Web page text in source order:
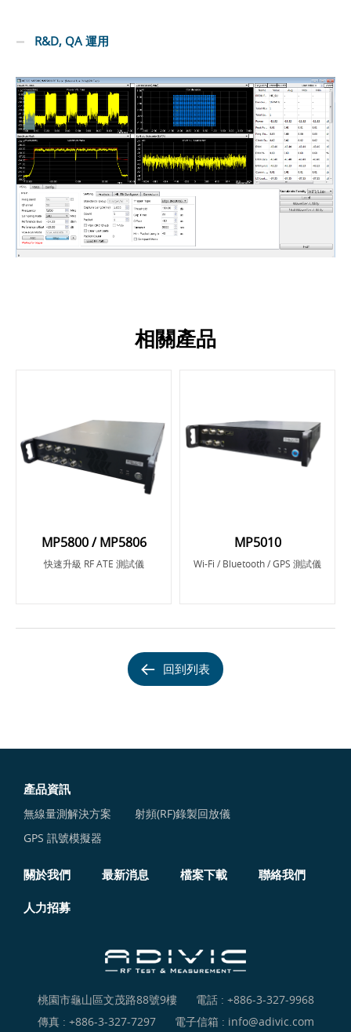
R&D, QA 運用
相關產品
MP5800 / MP5806
快速升級 RF ATE 測試儀
MP5010
Wi-Fi / Bluetooth / GPS 測試儀
回到列表
產品資訊
無線量測解決方案
射頻(RF)錄製回放儀
GPS 訊號模擬器
關於我們 最新消息 檔案下載 聯絡我們
人力招募
桃園市龜山區文茂路88號9樓 電話 : +886-3-327-9968
傳真 : +886-3-327-7297
電子信箱 : info@adivic.com